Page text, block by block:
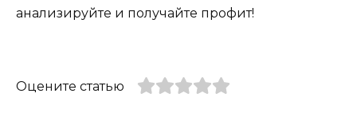
анализируйте и получайте профит!
Оцените статью